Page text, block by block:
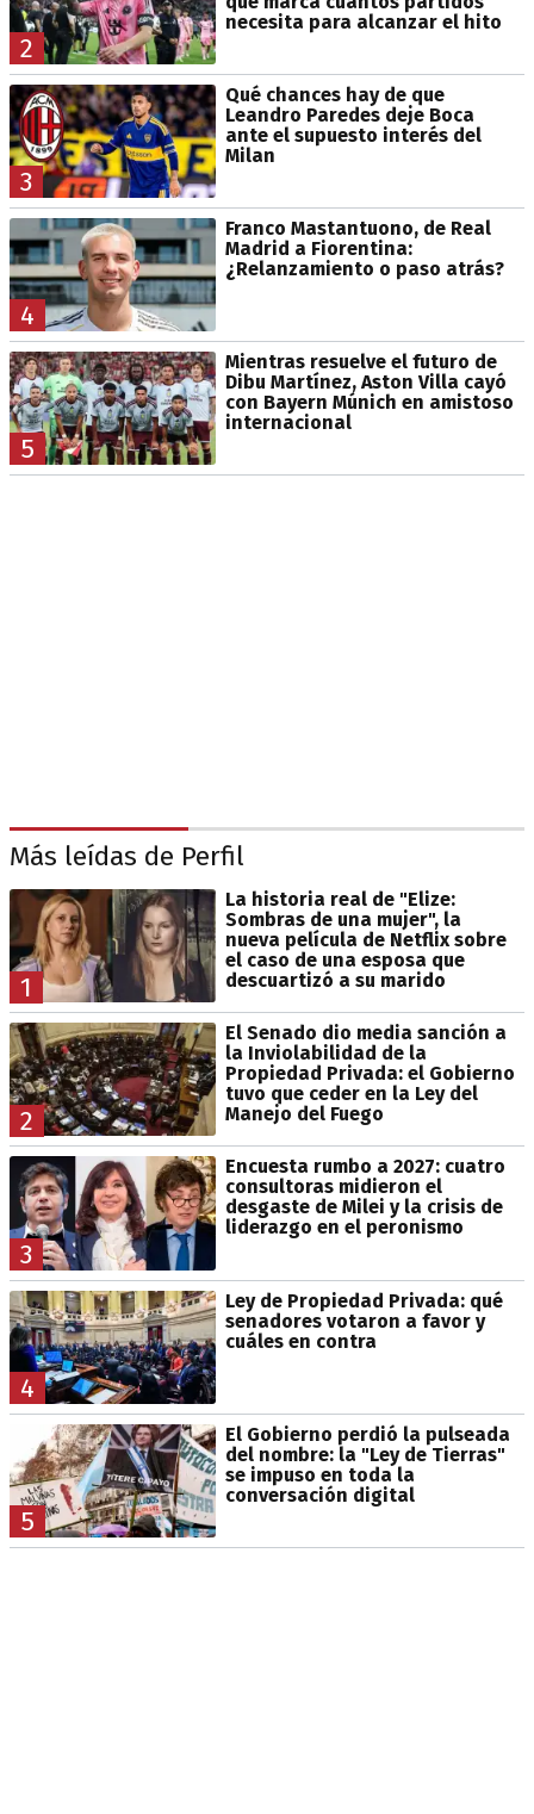
2
necesita para alcanzar el hito
3
Qué chances hay de que
Leandro Paredes deje Boca
ante el supuesto interés del
Milan
4
Franco Mastantuono, de Real
Madrid a Fiorentina:
¿Relanzamiento o paso atrás?
5
Mientras resuelve el futuro de
Dibu Martínez, Aston Villa cayó
con Bayern Múnich en amistoso
internacional
Más leídas de Perfil
1
La historia real de "Elize:
Sombras de una mujer", la
nueva película de Netflix sobre
el caso de una esposa que
descuartizó a su marido
2
El Senado dio media sanción a
la Inviolabilidad de la
Propiedad Privada: el Gobierno
tuvo que ceder en la Ley del
Manejo del Fuego
3
Encuesta rumbo a 2027: cuatro
consultoras midieron el
desgaste de Milei y la crisis de
liderazgo en el peronismo
4
Ley de Propiedad Privada: qué
senadores votaron a favor y
cuáles en contra
5
El Gobierno perdió la pulseada
del nombre: la "Ley de Tierras"
se impuso en toda la
conversación digital